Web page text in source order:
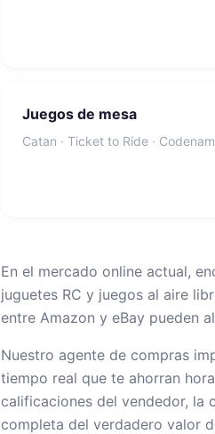
Juegos de mesa
Catan · Ticket to Ride ·
En el mercado online actual,
juguetes RC y juegos al aire
entre Amazon y eBay pueden
Nuestro agente de compras
tiempo real que te ahorran
calificaciones del vendedor, la
completa del verdadero valor